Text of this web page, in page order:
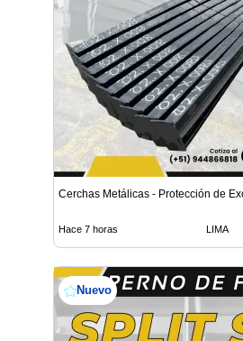
Cerchas Metálicas - Protección de
Hace 7 horas LIMA
Nuevo